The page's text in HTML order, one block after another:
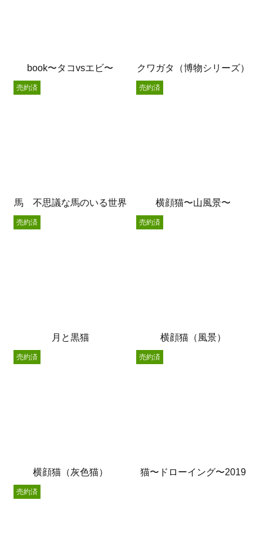
book〜タコvsエビ〜 クワガタ（博物シリーズ）
馬 不思議な馬のいる世界
売約済
横顔猫〜山風景〜
売約済
月と黒猫
売約済
横顔猫（風景）
売約済
横顔猫（灰色猫）
売約済
猫〜ドローイング〜2019
売約済
売約済